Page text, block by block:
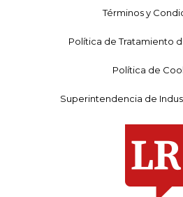
Términos y
Política de Tratamiento
Política de
Superintendencia de